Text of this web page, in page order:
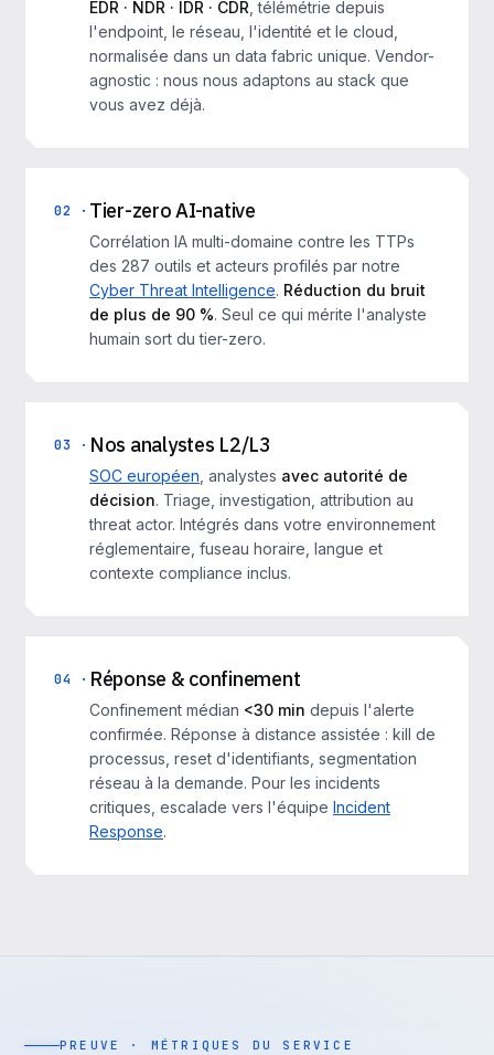
EDR · NDR · IDR · CDR , télémétrie depuis
l'endpoint, le réseau, l'identité et le cloud,
normalisée dans un data fabric unique. Vendor-
agnostic : nous nous adaptons au stack que
vous avez déjà.
02 · Tier-zero AI-native
Corrélation IA multi-domaine contre les TTPs
des 287 outils et acteurs profilés par notre
Cyber Threat Intelligence. Réduction du bruit
de plus de 90 %. Seul ce qui mérite l'analyste
humain sort du tier-zero.
03 · Nos analystes L2/L3
SOC européen , analystes avec autorité de
décision. Triage, investigation, attribution au
threat actor. Intégrés dans votre environnement
réglementaire, fuseau horaire, langue et
contexte compliance inclus.
04 · Réponse & confinement
Confinement médian <30 min depuis l'alerte
confirmée. Réponse à distance assistée : kill de
processus, reset d'identifiants, segmentation
réseau à la demande. Pour les incidents
critiques, escalade vers l'équipe Incident
Response.
PREUVE · MÉTRIQUES DU SERVICE